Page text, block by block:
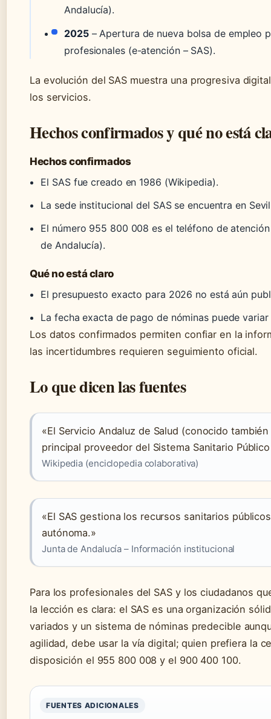
Andalucía).
2025– Apertura de nueva bolsa de empleo
profesionales (e-atención – SAS).
La evolución del SAS muestra una progresiva
los servicios.
Hechos confirmados y qué no está
Hechos confirmados
El SAS fue creado en 1986 (Wikipedia).
La sede institucional del SAS se encuentra en
El número 955 800 008 es el teléfono de
de Andalucía).
Qué no está claro
El presupuesto exacto para 2026 no está aún
La fecha exacta de pago de nóminas puede variar
Los datos confirmados permiten confiar en la
las incertidumbres requieren seguimiento oficial.
Lo que dicen las fuentes
«El Servicio Andaluz de Salud (conocido
principal proveedor del Sistema Sanitario
Wikipedia (enciclopedia colaborativa)
«El SAS gestiona los recursos sanitarios
autónoma.»
Junta de Andalucía – Información institucional
Para los profesionales del SAS y los ciudadanos
la lección es clara: el SAS es una organización
variados y un sistema de nóminas predecible
agilidad, debe usar la vía digital; quien prefiera la
disposición el 955 800 008 y el 900 400 100.
FUENTES ADICIONALES